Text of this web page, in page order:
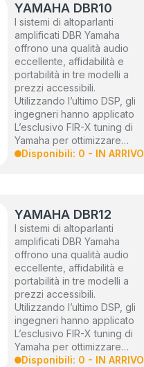
YAMAHA DBR10
I sistemi di altoparlanti
amplificati DBR Yamaha
offrono una qualità audio
eccellente, affidabilità e
portabilità in tre modelli a
prezzi accessibili.
Utilizzando l’ultimo DSP, gli
ingegneri hanno applicato
L’esclusivo FIR-X tuning di
Yamaha per ottimizzare…
Disponibili: 0 - IN ARRIVO
YAMAHA DBR12
I sistemi di altoparlanti
amplificati DBR Yamaha
offrono una qualità audio
eccellente, affidabilità e
portabilità in tre modelli a
prezzi accessibili.
Utilizzando l’ultimo DSP, gli
ingegneri hanno applicato
L’esclusivo FIR-X tuning di
Yamaha per ottimizzare…
Disponibili: 0 - IN ARRIVO